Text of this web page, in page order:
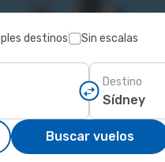
destinos Sin escalas
Destino
Buscar vuelos